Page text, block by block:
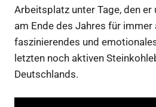
Arbeitsplatz unter Tage, den er
am Ende des Jahres für immer
faszinierendes und
letzten noch aktiven
Deutschlands.